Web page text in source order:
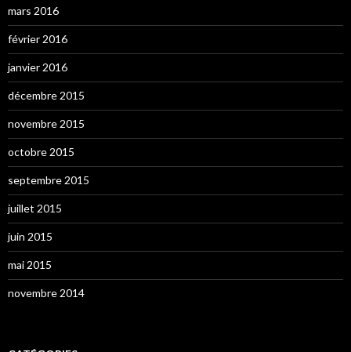
mars 2016
février 2016
janvier 2016
décembre 2015
novembre 2015
octobre 2015
septembre 2015
juillet 2015
juin 2015
mai 2015
novembre 2014